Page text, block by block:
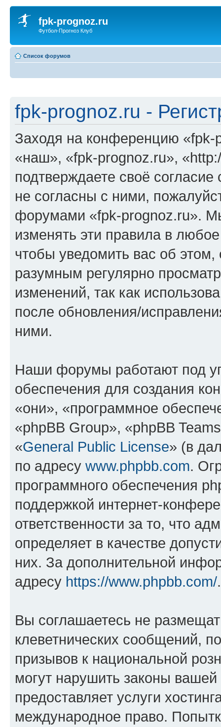
fpk-prognoz.ru
Футбол-Прогноз Клуб
Список форумов
fpk-prognoz.ru -
Заходя на конференцию
«наш», «fpk-prognoz.ru»,
подтверждаете своё
не согласны с ними,
форумами «fpk-prognoz.ru».
изменять эти правила в
чтобы уведомить вас об
разумным регулярно
изменений, так как
после обновления/
ними.
Наши форумы работают под
обеспечения для создания
«они», «программное
«phpBB Group», «phpBB
«General Public License» (в
по адресу www.phpbb.com.
программного обеспечения
поддержкой интернет-
ответственности за то, что
определяет в качестве
них. За дополнительной
адресу https://www.phpbb.com/.
Вы соглашаетесь не
клеветнических сообщений,
призывов к национальной
могут нарушить законы
предоставляет услуги
международное право.